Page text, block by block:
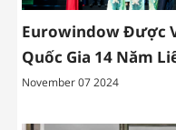
Eurowindow Được
Quốc Gia 14 Năm
November 07 2024